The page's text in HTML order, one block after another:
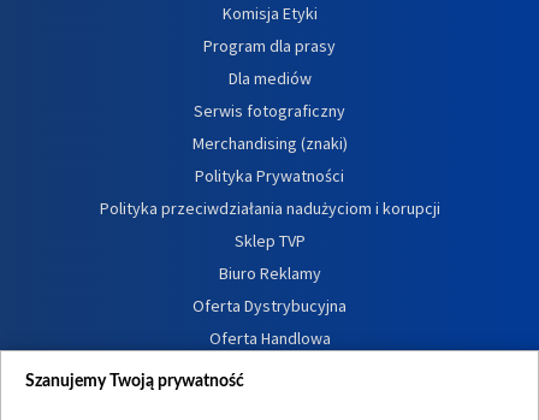
Komisja Etyki
Program dla prasy
Dla mediów
Serwis fotograficzny
Merchandising (znaki)
Polityka Prywatności
Polityka przeciwdziałania nadużyciom i korupcji
Sklep TVP
Biuro Reklamy
Oferta Dystrybucyjna
Oferta Handlowa
Dostępność
Szanujemy Twoją prywatność